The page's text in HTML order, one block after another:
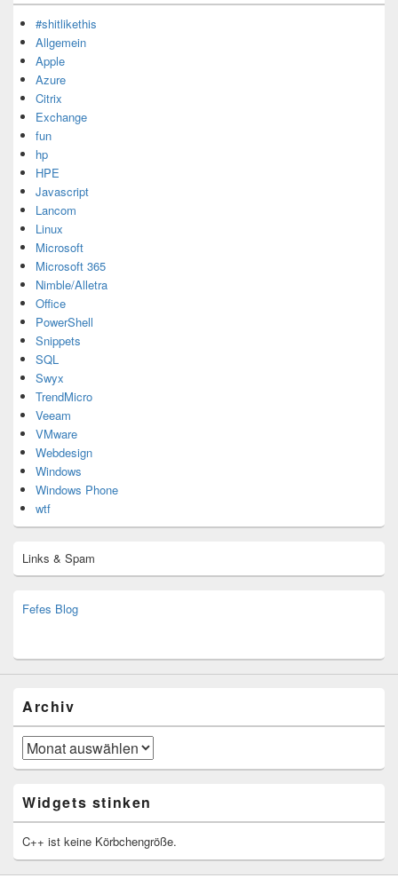
#shitlikethis
Allgemein
Apple
Azure
Citrix
Exchange
fun
hp
HPE
Javascript
Lancom
Linux
Microsoft
Microsoft 365
Nimble/Alletra
Office
PowerShell
Snippets
SQL
Swyx
TrendMicro
Veeam
VMware
Webdesign
Windows
Windows Phone
wtf
Links & Spam
Fefes Blog
Archiv
Archiv
Widgets stinken
C++ ist keine Körbchengröße.